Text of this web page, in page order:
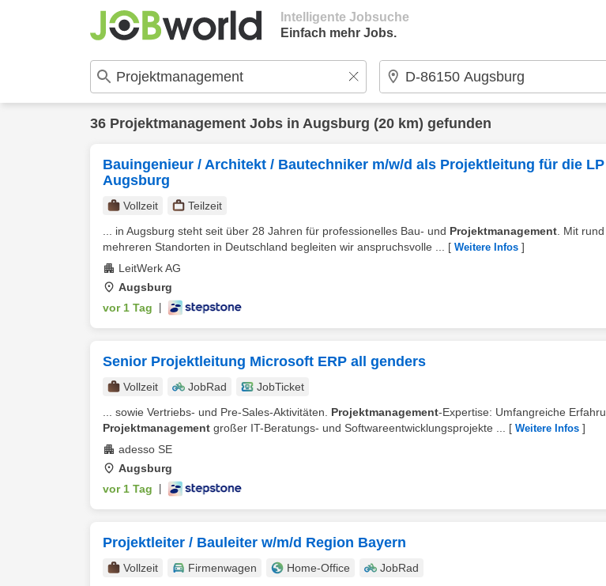
Intelligente Jobsuche
Einfach mehr Jobs.
36 Projektmanagement Jobs in Augsburg (20 km) gefunden
Bauingenieur / Architekt / Bautechniker m/w/d als Projektleitung für die
Augsburg
Vollzeit
Teilzeit
... in Augsburg steht seit über 28 Jahren für professionelles Bau- und Projektmanagement . Mit
mehreren Standorten in Deutschland begleiten wir anspruchsvolle ...
[ Weitere Infos ]
LeitWerk AG
Augsburg
vor 1 Tag
Senior Projektleitung Microsoft ERP all genders
Vollzeit JobRad
JobTicket
... sowie Vertriebs- und Pre-Sales-Aktivitäten. Projektmanagement-Expertise: Umfangreiche
Projektmanagement großer IT-Beratungs- und Softwareentwicklungsprojekte ... [ Weitere Infos ]
adesso SE
Augsburg
vor 1 Tag
Projektleiter / Bauleiter w/m/d Region Bayern
Vollzeit Firmenwagen Home-Office
JobRad